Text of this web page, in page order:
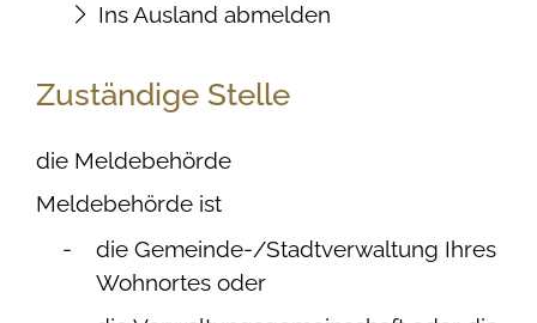
Ins Ausland abmelden
Zuständige Stelle
die Meldebehörde
Meldebehörde ist
die Gemeinde-/Stadtverwaltung Ihres
Wohnortes oder